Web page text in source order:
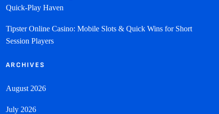
Quick‑Play Haven
Tipster Online Casino: Mobile Slots & Quick Wins for Short
Session Players
ARCHIVES
August 2026
July 2026